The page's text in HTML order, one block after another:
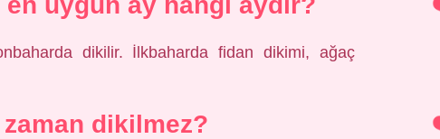
dikilir. İlkbaharda fidan dikimi, ağaç
dikilmez?